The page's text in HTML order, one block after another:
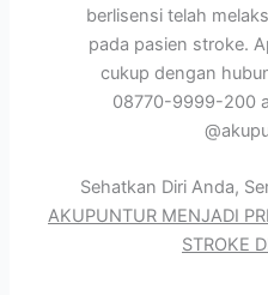
berlisensi telah
pada pasien stroke.
cukup dengan
08770-9999-200
Sehatkan Diri Anda,
AKUPUNTUR MENJADI
STROKE